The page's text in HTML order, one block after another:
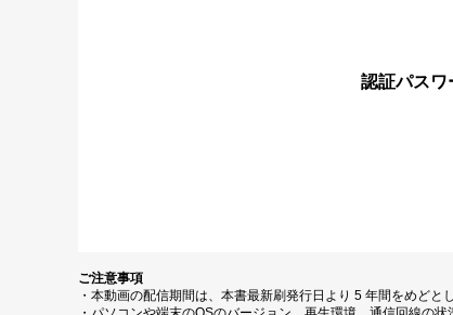
認証パスワ
ご注意事項
・本動画の配信期間は、本書最新刷発行日より 5 年間をめど